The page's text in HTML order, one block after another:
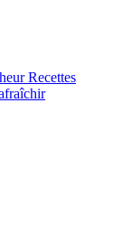
Recettes